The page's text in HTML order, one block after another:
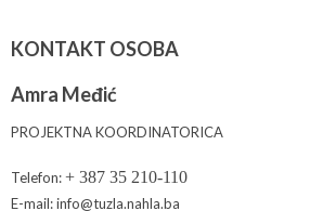
KONTAKT OSOBA
Amra Međić
PROJEKTNA KOORDINATORICA
Telefon:+ 387 35 210-110
E-mail: info@tuzla.nahla.ba